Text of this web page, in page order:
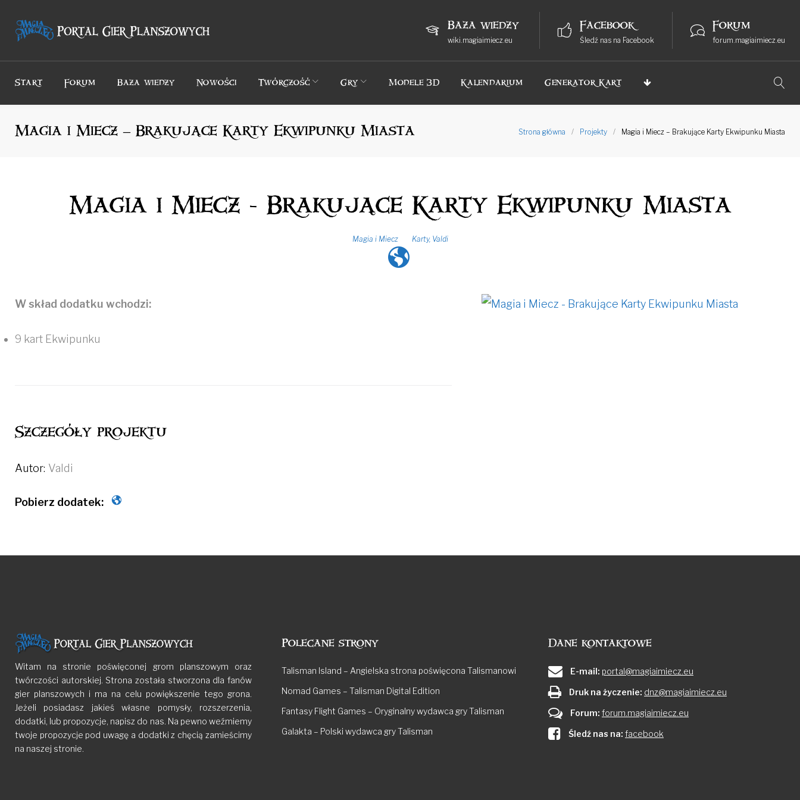
Baza wiedzy
wiki.magiaimiecz.eu
Facebook
Śledź nas na Facebook
Forum
forum.magiaimiecz.eu
Start Forum Baza wiedzy Nowości Twórczość Gry Modele 3D Kalendarium Generator Kart
Magia i Miecz – Brakujące Karty Ekwipunku Miasta Strona główna / Projekty / Magia i Miecz – Brakujące Karty Ekwipunku Miasta
Magia i Miecz - Brakujące Karty Ekwipunku Miasta
Magia i Miecz Karty, Valdi
W skład dodatku wchodzi:
9 kart Ekwipunku
Szczegóły projektu
Autor: Valdi
Witam na stronie poświęconej grom planszowym oraz
twórczości autorskiej. Strona została stworzona dla fanów
gier planszowych i ma na celu powiększenie tego grona.
Jeżeli posiadasz jakieś własne pomysły, rozszerzenia,
dodatki, lub propozycje, napisz do nas. Na pewno weźmiemy
twoje propozycje pod uwagę a dodatki z chęcią zamieścimy
na naszej stronie.
Polecane strony
Talisman Island – Angielska strona poświęcona Talismanowi
Nomad Games – Talisman Digital Edition
Fantasy Flight Games – Oryginalny wydawca gry Talisman
Galakta – Polski wydawca gry Talisman
Dane kontaktowe
E-mail: portal@magiaimiecz.eu
Druk na życzenie: dnz@magiaimiecz.eu
Forum: forum.magiaimiecz.eu
Śledź nas na: facebook